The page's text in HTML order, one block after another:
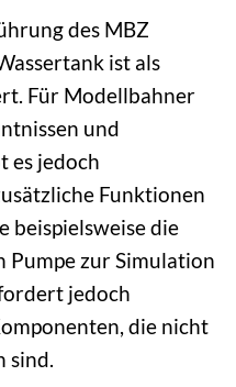
des MBZ
ist als
Für Modellbahner
und
es jedoch
Funktionen
beispielsweise die
Pumpe zur Simulation
jedoch
die nicht
sind.